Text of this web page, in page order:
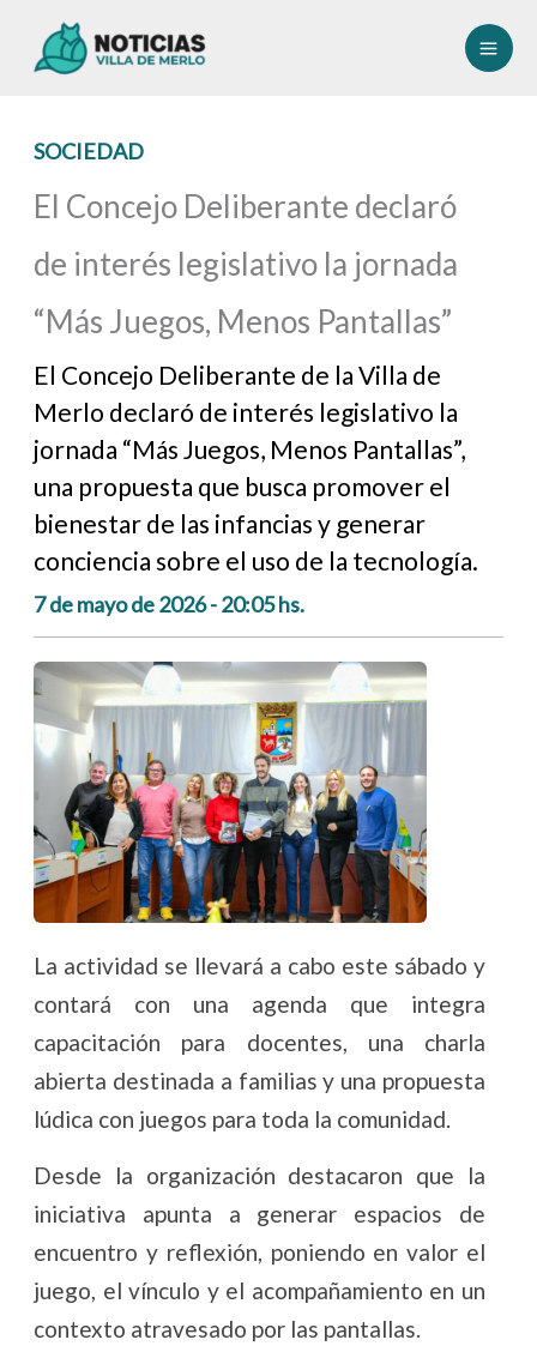
SOCIEDAD
El Concejo Deliberante declaró
de interés legislativo la jornada
“Más Juegos, Menos Pantallas”
El Concejo Deliberante de la Villa de
Merlo declaró de interés legislativo la
jornada “Más Juegos, Menos Pantallas”,
una propuesta que busca promover el
bienestar de las infancias y generar
conciencia sobre el uso de la tecnología.
7 de mayo de 2026 - 20:05 hs.
La actividad se llevará a cabo este sábado y
contará con una agenda que integra
capacitación para docentes, una charla
abierta destinada a familias y una propuesta
lúdica con juegos para toda la comunidad.
Desde la organización destacaron que la
iniciativa apunta a generar espacios de
encuentro y reflexión, poniendo en valor el
juego, el vínculo y el acompañamiento en un
contexto atravesado por las pantallas.